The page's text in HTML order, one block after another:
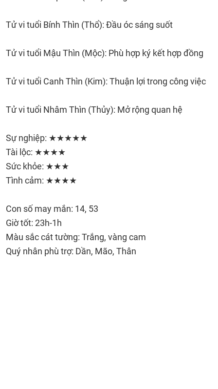
Tử vi tuổi Bính Thìn (Thổ): Đầu óc sáng suốt
Tử vi tuổi Mậu Thìn (Mộc): Phù hợp ký kết hợp đồng
Tử vi tuổi Canh Thìn (Kim): Thuận lợi trong công việc
Tử vi tuổi Nhâm Thìn (Thủy): Mở rộng quan hệ
Sự nghiệp: ★★★★★
Tài lộc: ★★★★
Sức khỏe: ★★★
Tình cảm: ★★★★
Con số may mắn: 14, 53
Giờ tốt: 23h-1h
Màu sắc cát tường: Trắng, vàng cam
Quý nhân phù trợ: Dần, Mão, Thân